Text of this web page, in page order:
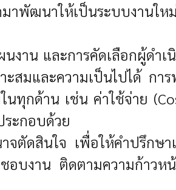
พัฒนาให้เป็นระบบงานให
าน และการคัดเลือกผู้ดำเ
สมและความเป็นไปได้ ก
ทุกด้าน เช่น ค่าใช้จ่าย
ะกอบด้วย
ตัดสินใจ เพื่อให้คำปรึกษ
บงาน ติดตามความก้าวห